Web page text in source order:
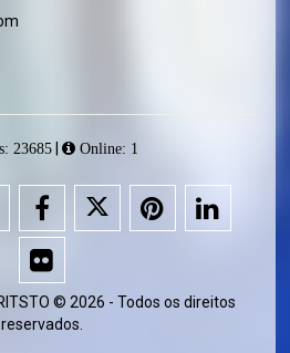
23685| Online: 1
© 2026 - Todos os direitos
reservados.